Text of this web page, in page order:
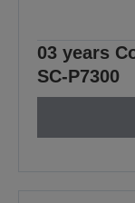
03 years
SC-P7300